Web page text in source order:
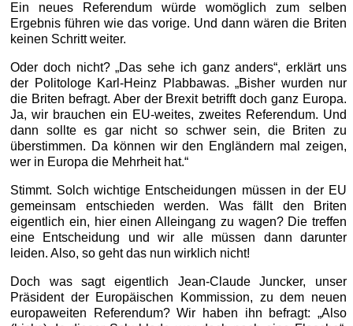
Ein neues Referendum würde womöglich zum selben
Ergebnis führen wie das vorige. Und dann wären die Briten
keinen Schritt weiter.
Oder doch nicht? „Das sehe ich ganz anders“, erklärt uns
der Politologe Karl-Heinz Plabbawas. „Bisher wurden nur
die Briten befragt. Aber der Brexit betrifft doch ganz Europa.
Ja, wir brauchen ein EU-weites, zweites Referendum. Und
dann sollte es gar nicht so schwer sein, die Briten zu
überstimmen. Da können wir den Engländern mal zeigen,
wer in Europa die Mehrheit hat.“
Stimmt. Solch wichtige Entscheidungen müssen in der EU
gemeinsam entschieden werden. Was fällt den Briten
eigentlich ein, hier einen Alleingang zu wagen? Die treffen
eine Entscheidung und wir alle müssen dann darunter
leiden. Also, so geht das nun wirklich nicht!
Doch was sagt eigentlich Jean-Claude Juncker, unser
Präsident der Europäischen Kommission, zu dem neuen
europaweiten Referendum? Wir haben ihn befragt: „Also